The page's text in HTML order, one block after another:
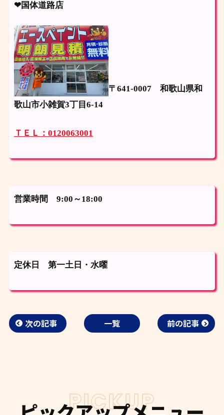
❤国体道路店
〒641-0007 和歌山県和
歌山市小雑賀3丁目6-14
ＴＥＬ：0120063001
営業時間 9:00～18:00
定休日 第一土日・水曜
次の記事 一覧 前の記事
PICKUP